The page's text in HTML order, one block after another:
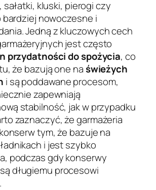
kluski, pierogi czy
bardziej nowoczesne i
Jedną z kluczowych cech
jest często
przydatności do spożycia, co
że bazują one naświeżych
i są poddawane procesom,
zapewniają
stabilność, jak w przypadku
zaznaczyć, że garmażeria
tym, że bazuje na
i jest szybko
podczas gdy konserwy
długiemu procesowi